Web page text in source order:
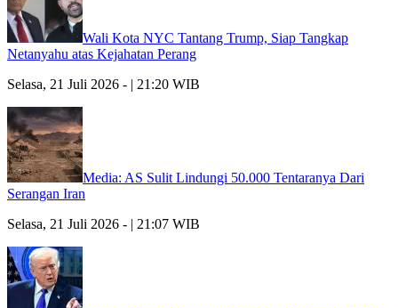
Wali Kota NYC Tantang Trump, Siap Tangkap
Netanyahu atas Kejahatan Perang
Selasa, 21 Juli 2026 - | 21:20 WIB
Media: AS Sulit Lindungi 50.000 Tentaranya Dari
Serangan Iran
Selasa, 21 Juli 2026 - | 21:07 WIB